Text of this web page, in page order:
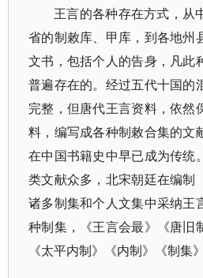
王言的各种存在方式，从
省的制敕库、甲库，到各地州
文书，包括个人的告身，凡此
普遍存在的。经过五代十国的
完整，但唐代王言资料，依然
料，编写成各种制敕合集的文
在中国书籍史中早已成为传统
类文献众多，北宋朝廷在编制
诸多制集和个人文集中采纳王
种制集，《王言会最》《唐旧
《太平内制》《内制》《制集